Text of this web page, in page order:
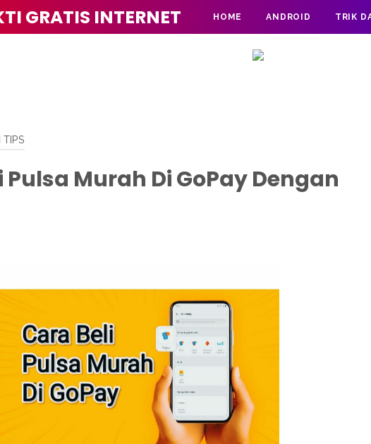
GRATIS INTERNET HOME ANDROID TRIK
TIPS
Pulsa Murah Di GoPay Dengan